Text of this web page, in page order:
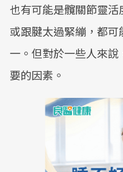
也有可能是髖關節靈
或跟腱太過緊繃，都
一。但對於一些人來
要的因素。